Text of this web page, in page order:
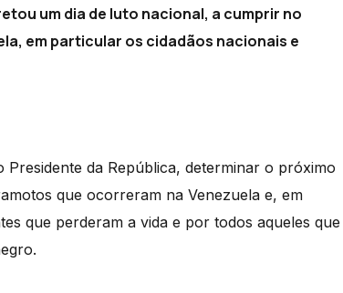
um dia de luto nacional, a cumprir no
em particular os cidadãos nacionais e
da República, determinar o próximo
que ocorreram na Venezuela e, em
que perderam a vida e por todos aqueles que